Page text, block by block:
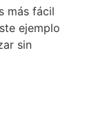
más fácil
ejemplo
sin